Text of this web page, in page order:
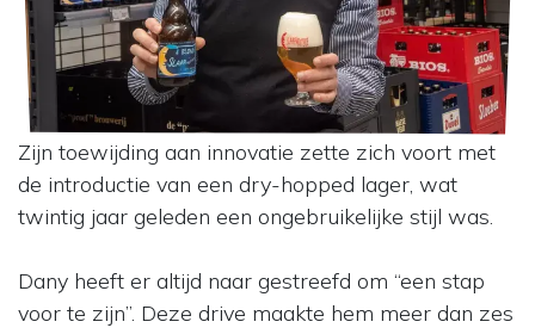
Zijn toewijding aan innovatie zette zich voort met
de introductie van een dry-hopped lager, wat
twintig jaar geleden een ongebruikelijke stijl was.
Dany heeft er altijd naar gestreefd om “een stap
voor te zijn”. Deze drive maakte hem meer dan zes